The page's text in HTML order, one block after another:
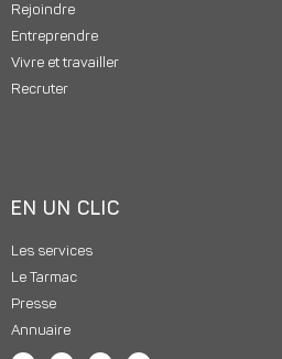
Rejoindre
Entreprendre
Vivre et travailler
Recruter
EN UN CLIC
Les services
Le Tarmac
Presse
Annuaire